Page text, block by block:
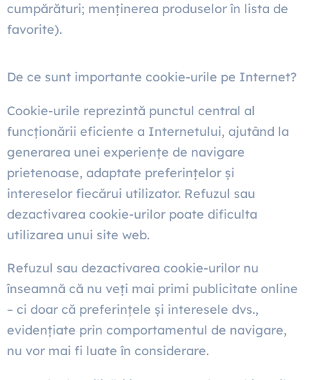
cumpărături; menținerea produselor în lista de
favorite).
De ce sunt importante cookie-urile pe Internet?
Cookie-urile reprezintă punctul central al
funcționării eficiente a Internetului, ajutând la
generarea unei experiențe de navigare
prietenoase, adaptate preferințelor și
intereselor fiecărui utilizator. Refuzul sau
dezactivarea cookie-urilor poate dificulta
utilizarea unui site web.
Refuzul sau dezactivarea cookie-urilor nu
înseamnă că nu veți mai primi publicitate online
– ci doar că preferințele și interesele dvs.,
evidențiate prin comportamentul de navigare,
nu vor mai fi luate în considerare.